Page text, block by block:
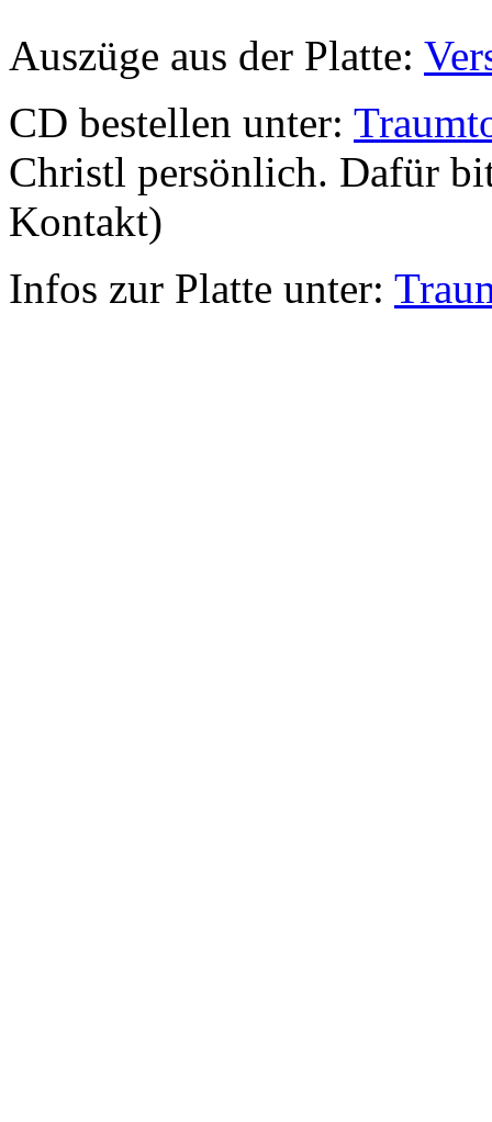
Auszüge aus der Platte:
CD bestellen unter:
Christl persönlich. Dafür
Kontakt)
Infos zur Platte unter: